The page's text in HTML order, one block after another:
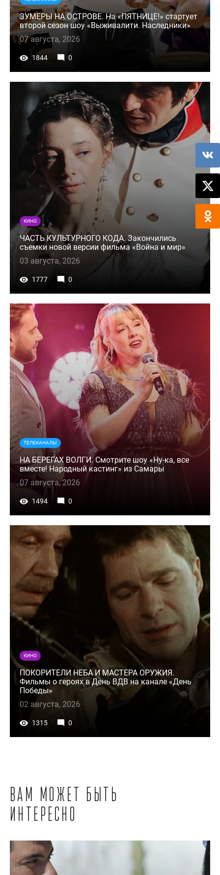
ЗУМЕРЫ НА ОСТРОВЕ. На «ПЯТНИЦЕ!» стартует
второй сезон шоу «Выживалити. Наследники»
07 августа, 2026
1844 0
КИНО
ЧАСТЬ КУЛЬТУРНОГО КОДА. Закончились
съемки новой версии фильма «Война и мир»
03 августа, 2026
1777 0
ТЕЛЕКАНАЛЫ
НА БЕРЕГАХ ВОЛГИ. Смотрите шоу «Ну-ка, все
вместе! Народный кастинг» из Самары
07 августа, 2026
1494 0
КИНО
ПОКОРИТЕЛИ НЕБА И МАСТЕРА ОРУЖИЯ.
Фильмы о героях в День ВДВ на канале «День
Победы»
02 августа, 2026
1315 0
Вам может быть
интересно